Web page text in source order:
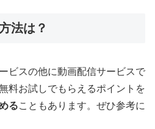
法は？
ビスの他に動画配信サービスで
料お試しでもらえるポイントを
ることもあります。ぜひ参考に